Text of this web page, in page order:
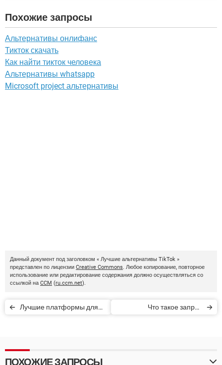
Похожие запросы
Альтернативы онлифанс
Тикток скачать
Как найти тикток человека
Альтернативы whatsapp
Microsoft project альтернативы
Данный документ под заголовком « Лучшие альтернативы TikTok »
представлен по лицензии Creative Commons. Любое копирование, повторное
использование или редактирование содержания должно осуществляться со
ссылкой на CCM (ru.ccm.net).
Лучшие платформы для
Что такое запрос
ПОХОЖИЕ ЗАПРОСЫ